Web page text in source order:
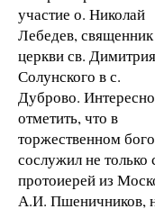
участие о. Николай
Лебедев, священник
церкви св. Димитрия
Солунского в с.
Дуброво. Интересно
отметить, что в
торжественном
сослужил не только
протоиерей из
А.И. Пшеничников,